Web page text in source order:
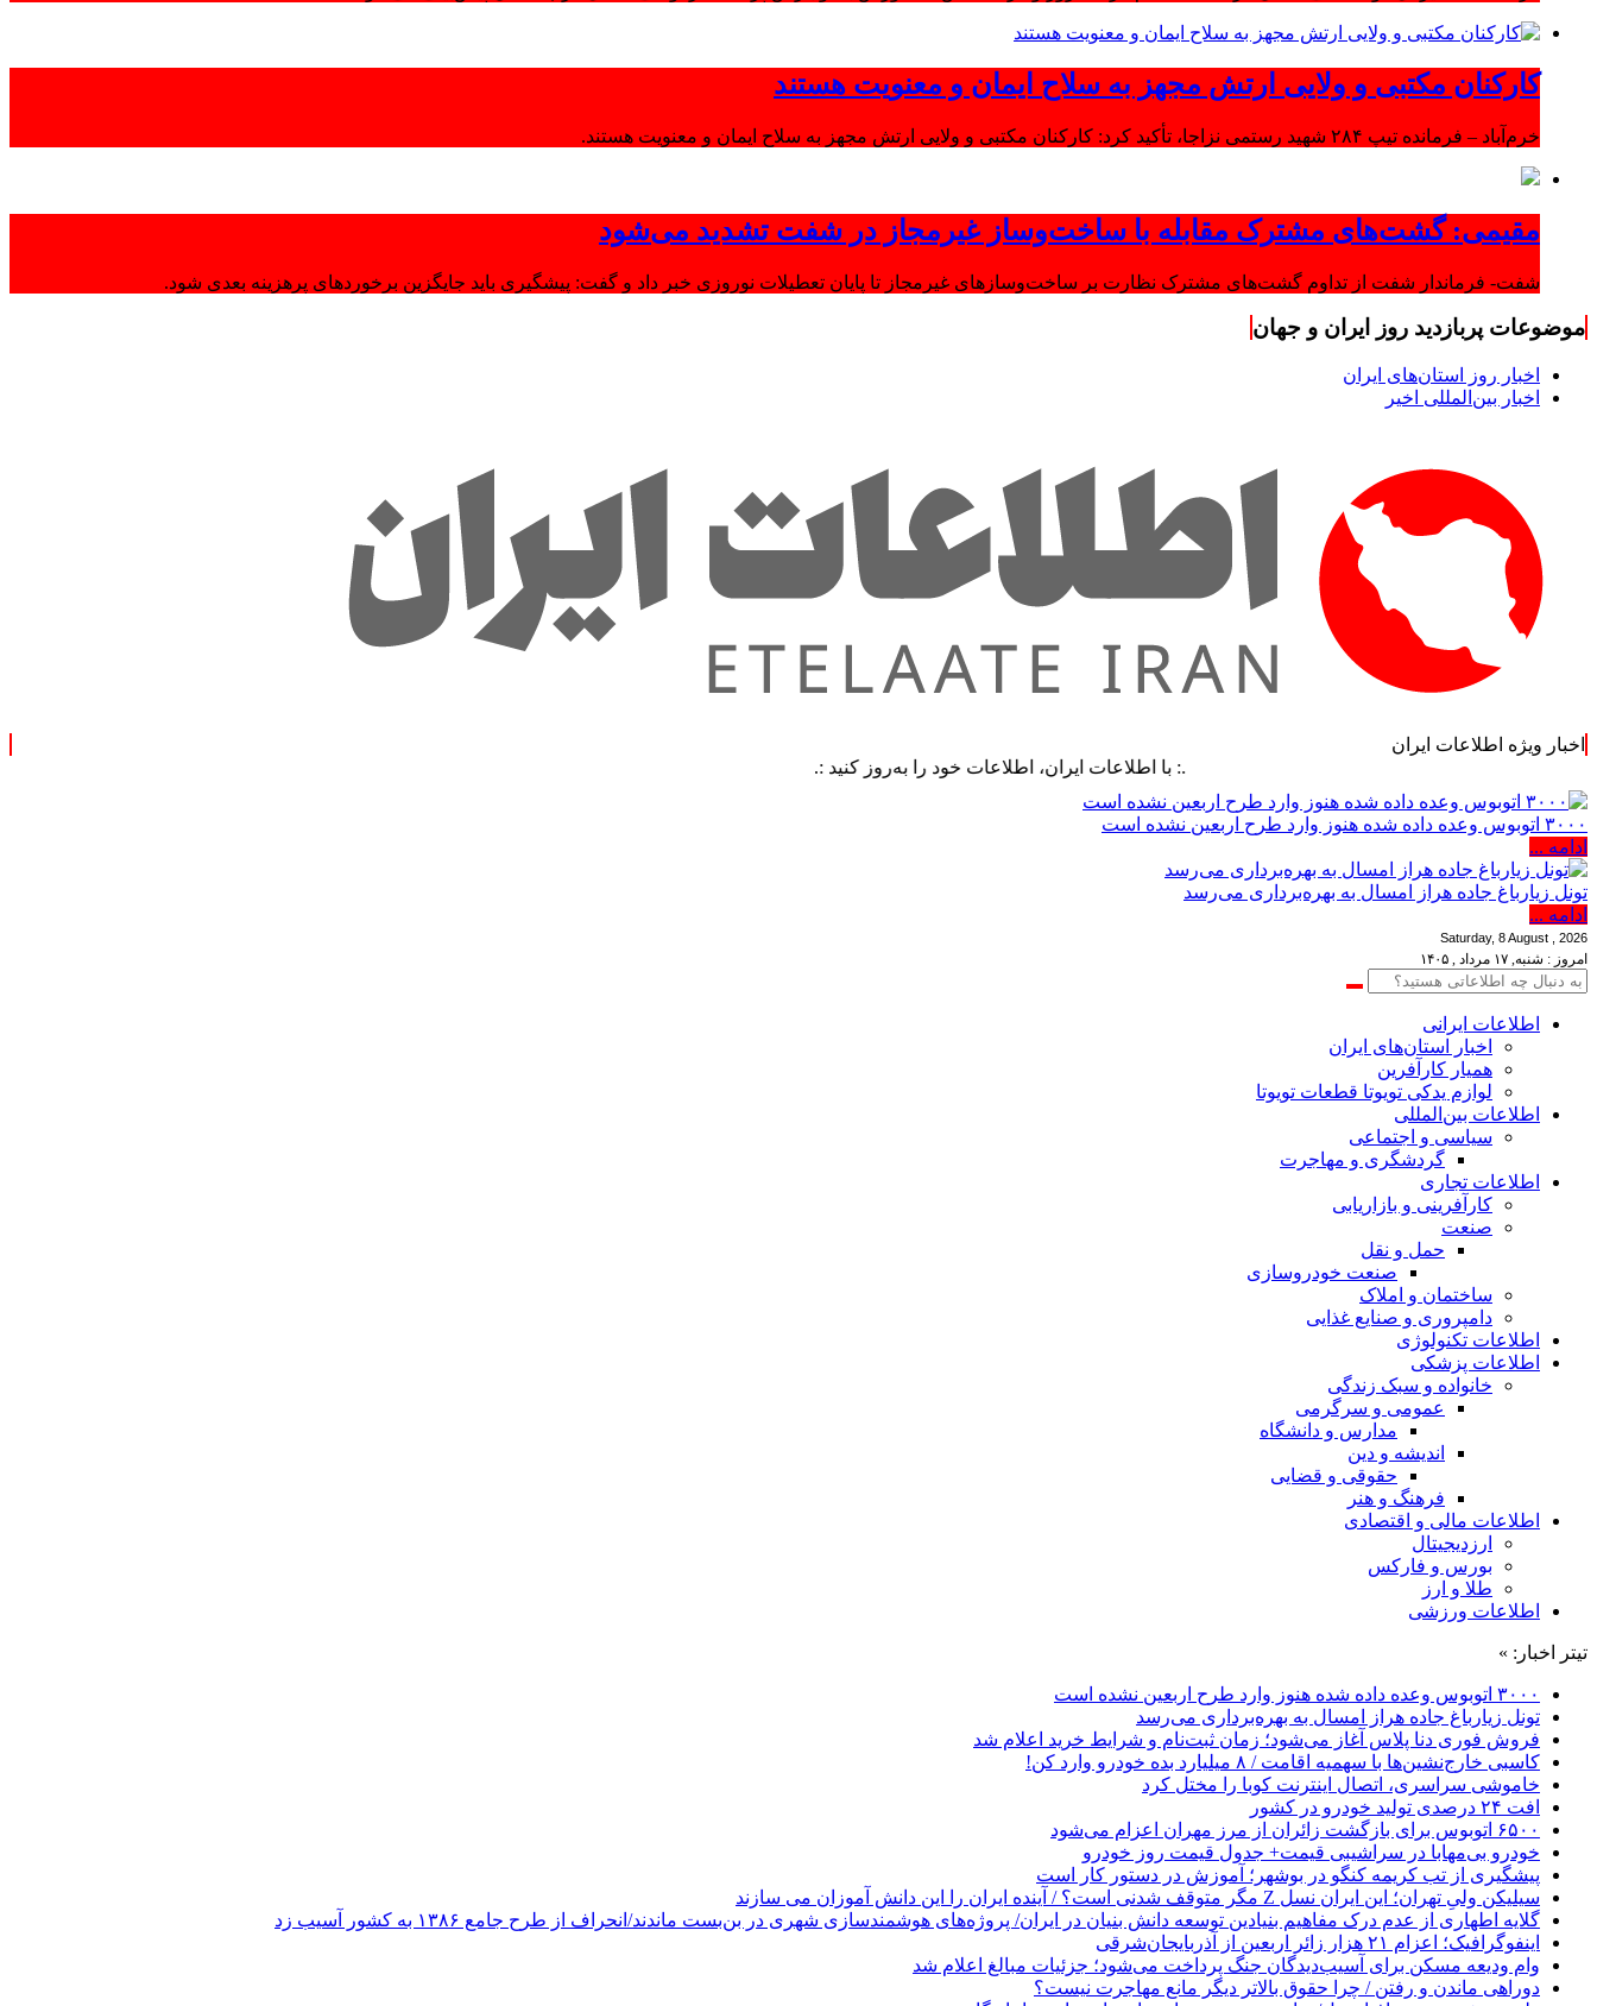
کارکنان مکتبی و ولایی ارتش مجهز به سلاح ایمان و معنویت هستند
خرم‌آباد – فرمانده تیپ ۲۸۴ شهید رستمی نزاجا، تأکید کرد: کارکنان مکتبی و ولایی ارتش مجهز به سلاح ایمان و معنویت هستند.
مقیمی: گشت‌های مشترک مقابله با ساخت‌وساز غیرمجاز در شفت تشدید می‌شود
شفت- فرماندار شفت از تداوم گشت‌های مشترک نظارت بر ساخت‌وسازهای غیرمجاز تا پایان تعطیلات نوروزی خبر داد و گفت: پیشگیری باید جایگزین برخوردهای پرهزینه بعدی شود.
موضوعات پربازدید روز ایران و جهان
اخبار روز استان‌های ایران
اخبار بین‌المللی اخیر
اخبار ویژه اطلاعات ایران
.: با اطلاعات ایران، اطلاعات خود را به‌روز کنید :.
۳۰۰۰ اتوبوس وعده داده شده هنوز وارد طرح اربعین نشده است
ادامه ...
تونل زیارباغ جاده هراز امسال به بهره‌برداری می‌رسد
ادامه ...
Saturday, 8 August , 2026
امروز : شنبه, ۱۷ مرداد , ۱۴۰۵
اطلاعات‌ ‎ایرانی
اخبار استان‌های ایران
همیار کارآفرین
لوازم یدکی تویوتا قطعات تویوتا
اطلاعات بین‌المللی
سیاسی و اجتماعی
گردشگری و مهاجرت
اطلاعات تجاری
کارآفرینی و بازاریابی
صنعت
حمل و نقل
صنعت خودروسازی
ساختمان و املاک
دامپروری و صنایع غذایی
اطلاعات تکنولوژی
اطلاعات پزشکی
خانواده و سبک زندگی
عمومی و سرگرمی
مدارس و دانشگاه
اندیشه و دین
حقوقی و قضایی
فرهنگ و هنر
اطلاعات مالی و اقتصادی
ارزدیجیتال
بورس و فارکس
طلا و ارز
اطلاعات ورزشی
تیتر اخبار: »
۳۰۰۰ اتوبوس وعده داده شده هنوز وارد طرح اربعین نشده است
تونل زیارباغ جاده هراز امسال به بهره‌برداری می‌رسد
فروش فوری دنا پلاس آغاز می‌شود؛ زمان ثبت‌نام و شرایط خرید اعلام شد
کاسبی خارج‌نشین‌ها با سهمیه اقامت / ۸ میلیارد بده خودرو وارد کن!
خاموشی سراسری، اتصال اینترنت کوبا را مختل کرد
افت ۲۴ درصدی تولید خودرو در کشور
۶۵۰۰ اتوبوس برای بازگشت زائران از مرز مهران اعزام می‌شود
خودرو بی‌مهابا در سراشیبی قیمت+ جدول قیمت روز خودرو
پیشگیری از تب کریمه کنگو در بوشهر؛ آموزش در دستور کار است
سیلیکن ولیِ تهران؛ این ایران نسل Z مگر متوقف شدنی است؟ / آینده ایران را این دانش آموزان می سازند
گلایه اطهاری از عدم درک مفاهیم بنیادین توسعه دانش بنیان در ایران/ پروژه‌های هوشمندسازی شهری در بن‌بست ماندند/انحراف از طرح جامع ۱۳۸۶ به کشور آسیب زد
اینفوگرافیک؛ اعزام ۲۱ هزار زائر اربعین از آذربایجان‌شرقی
وام ودیعه مسکن برای آسیب‌دیدگان جنگ پرداخت می‌شود؛ جزئیات مبالغ اعلام شد
دوراهی ماندن و رفتن / چرا حقوق بالاتر دیگر مانع مهاجرت نیست؟